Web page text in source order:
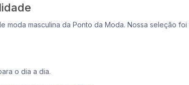
masculina da Ponto da Moda. Nossa seleção
o dia a dia.